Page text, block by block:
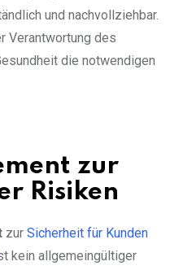
und nachvollziehbar.
Verantwortung des
die notwendigen
zur
Risiken
zur Sicherheit für Kunden
kein allgemeingültiger